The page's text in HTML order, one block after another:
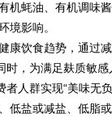
机蚝油、有机调味
境影响。
饮食趋势，通过
时，为满足麸质敏
人群实现“美味无
低盐或减盐、低脂